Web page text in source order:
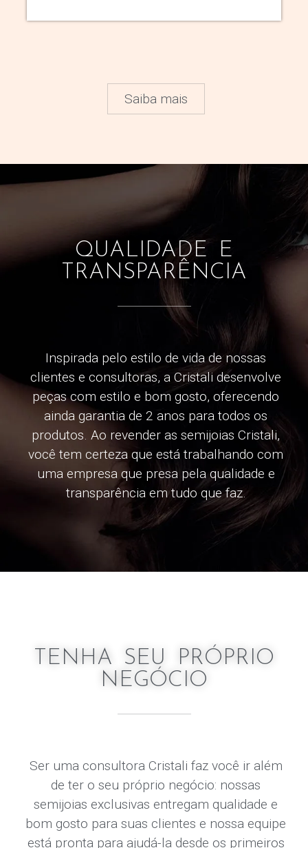
Saiba mais
QUALIDADE E
TRANSPARÊNCIA
Inspirada pelo estilo de vida de nossas
clientes e consultoras, a Cristali desenvolve
peças com estilo e bom gosto, oferecendo
ainda garantia de 2 anos para todos os
produtos. Ao revender as semijoias Cristali,
você tem certeza que está trabalhando com
uma empresa que presa pela qualidade e
transparência em tudo que faz.
TENHA SEU PRÓPRIO
NEGÓCIO
Ser uma consultora Cristali faz você ir além
de ter o seu próprio negócio: nossas
semijoias exclusivas entregam qualidade e
bom gosto para suas clientes e nossa equipe
está pronta para ajudá-la desde os primeiros